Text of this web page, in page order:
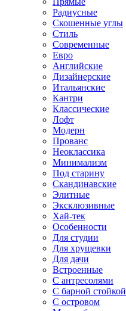
Радиусные
Скошенные углы
Стиль
Современные
Евро
Английские
Дизайнерские
Итальянские
Кантри
Классические
Лофт
Модерн
Прованс
Неоклассика
Минимализм
Под старину
Скандинавские
Элитные
Эксклюзивные
Хай-тек
Особенности
Для студии
Для хрущевки
Для дачи
Встроенные
С антресолями
С барной стойкой
С островом